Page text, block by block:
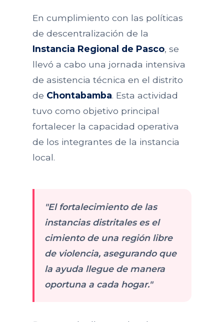
En cumplimiento con las políticas
de descentralización de la
Instancia Regional de Pasco, se
llevó a cabo una jornada intensiva
de asistencia técnica en el distrito
de Chontabamba. Esta actividad
tuvo como objetivo principal
fortalecer la capacidad operativa
de los integrantes de la instancia
local.
"El fortalecimiento de las
instancias distritales es el
cimiento de una región libre
de violencia, asegurando que
la ayuda llegue de manera
oportuna a cada hogar."